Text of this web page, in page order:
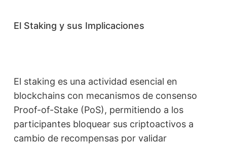
El Staking y sus Implicaciones
El staking es una actividad esencial en
blockchains con mecanismos de consenso
Proof-of-Stake (PoS), permitiendo a los
participantes bloquear sus criptoactivos a
cambio de recompensas por validar